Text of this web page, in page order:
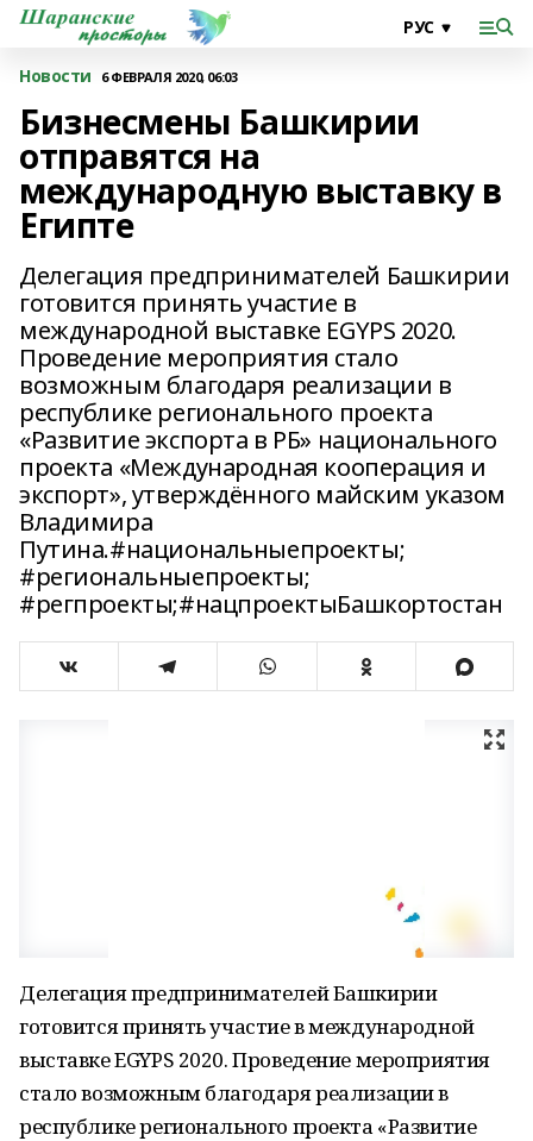
Новости 6 ФЕВРАЛЯ 2020, 06:03
Бизнесмены Башкирии
отправятся на
международную выставку в
Египте
Делегация предпринимателей Башкирии
готовится принять участие в
международной выставке EGYPS 2020.
Проведение мероприятия стало
возможным благодаря реализации в
республике регионального проекта
«Развитие экспорта в РБ» национального
проекта «Международная кооперация и
экспорт», утверждённого майским указом
Владимира
Путина.#национальныепроекты;
#региональныепроекты;
#регпроекты;#нацпроектыБашкортостан
Делегация предпринимателей Башкирии
готовится принять участие в международной
выставке EGYPS 2020. Проведение мероприятия
стало возможным благодаря реализации в
республике регионального проекта «Развитие